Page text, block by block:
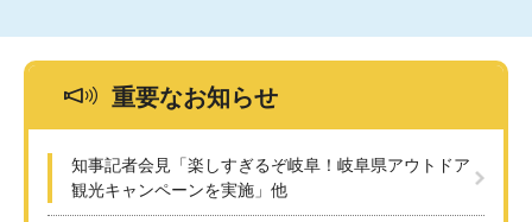
重要なお知らせ
知事記者会見「楽しすぎるぞ岐阜！岐阜県アウトドア
観光キャンペーンを実施」他